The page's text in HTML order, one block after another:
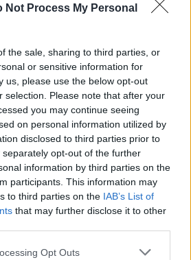
Not Process My Personal
the sale, sharing to third parties, or
or sensitive information for
us, please use the below opt-out
selection. Please note that after your
you may continue seeing
on personal information utilized by
disclosed to third parties prior to
opt-out of the further
information by third parties on the
participants. This information may
to third parties on the IAB’s List of
that may further disclose it to other
app uses one or more Google
Opt Outs
The Grid podcast
rákérdeztek nála arra a
szerint a négyszeres
megszerzése is a
Video
loading.
not be loaded, either because
failed or because the format
is not supported.